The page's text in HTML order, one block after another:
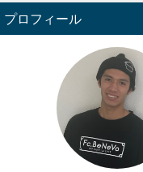
プロフィール